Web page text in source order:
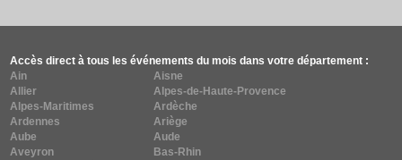
Accès direct à tous les événements du mois dans votre département :
Ain
Aisne
Allier
Alpes-de-Haute-Provence
Alpes-Maritimes
Ardèche
Ardennes
Ariège
Aube
Aude
Aveyron
Bas-Rhin